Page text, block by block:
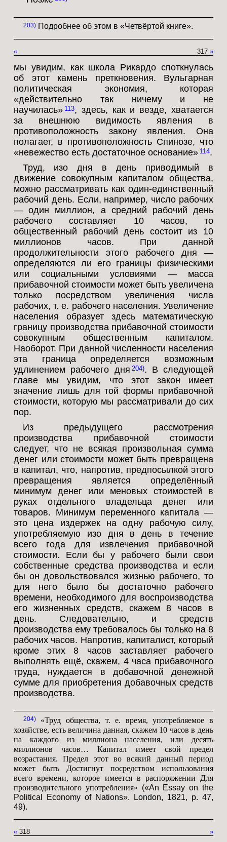
203 Подробнее об этом в «Четвёртой книге».
« »
317
мы увидим, как школа Рикардо споткнулась
об этот камень преткновения. Вульгарная
политическая экономия, которая
«действительно так ничему и не
научилась» 113, здесь, как и везде, хватается
за внешнюю видимость явления в
противоположность закону явления. Она
полагает, в противоположность Спинозе, что
«невежество есть достаточное основание» 114.
Труд, изо дня в день приводимый в
движение совокупным капиталом общества,
можно рассматривать как один-единственный
рабочий день. Если, например, число рабочих
— один миллион, а средний рабочий день
рабочего составляет 10 часов, то
общественный рабочий день состоит из 10
миллионов часов. При данной
продолжительности этого рабочего дня —
определяются ли его границы физическими
или социальными условиями — масса
прибавочной стоимости может быть увеличена
только посредством увеличения числа
рабочих, т. е. рабочего населения. Увеличение
населения образует здесь математическую
границу производства прибавочной стоимости
совокупным общественным капиталом.
Наоборот. При данной численности населения
эта граница определяется возможным
удлинением рабочего дня 204 . В следующей
главе мы увидим, что этот закон имеет
значение лишь для той формы прибавочной
стоимости, которую мы рассматривали до сих
пор.
Из предыдущего рассмотрения
производства прибавочной стоимости
следует, что не всякая произвольная сумма
денег или стоимости может быть превращена
в капитал, что, напротив, предпосылкой этого
превращения является определённый
минимум денег или меновых стоимостей в
руках отдельного владельца денег или
товаров. Минимум переменного капитала —
это цена издержек на одну рабочую силу,
употребляемую изо дня в день в течение
всего года для извлечения прибавочной
стоимости. Если бы у рабочего были свои
собственные средства производства и если
бы он довольствовался жизнью рабочего, то
для него было бы достаточно рабочего
времени, необходимого для воспроизводства
его жизненных средств, скажем 8 часов в
день. Следовательно, и средств
производства ему требовалось бы только на 8
рабочих часов. Напротив, капиталист, который
кроме этих 8 часов заставляет рабочего
выполнять ещё, скажем, 4 часа прибавочного
труда, нуждается в добавочной денежной
сумме для приобретения добавочных средств
производства.
204
«Труд общества, т. е. время, употребляемое в
хозяйстве, есть величина данная, скажем 10 часов в день
на каждого из миллиона населения, или десять
миллионов часов… Капитал имеет свой предел
возрастания. Предел этот во всякий данный период
может быть Достигнут посредством использования
всего времени, которое имеется в распоряжении Для
производительного употребления» («An Essay on the
Political Economy of Nations». London, 1821, p. 47,
49).
« »
318